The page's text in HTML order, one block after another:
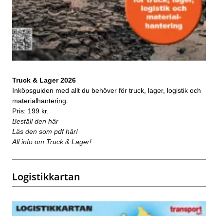
Truck & Lager 2026
Inköpsguiden med allt du behöver för truck, lager, logistik och
materialhantering.
Pris: 199 kr.
Beställ den här
Läs den som pdf här!
All info om Truck & Lager!
Logistikkartan